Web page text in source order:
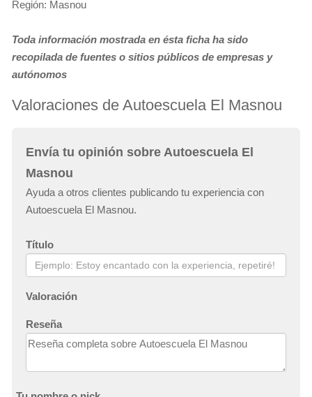
Región: Masnou
Toda información mostrada en ésta ficha ha sido
recopilada de fuentes o sitios públicos de empresas y
autónomos
Valoraciones de Autoescuela El Masnou
Envía tu opinión sobre Autoescuela El
Masnou
Ayuda a otros clientes publicando tu experiencia con
Autoescuela El Masnou.
Título
Valoración
Reseña